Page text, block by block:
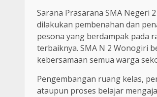
Sarana Prasarana SMA Negeri
dilakukan pembenahan dan
pesona yang berdampak pada
terbaiknya. SMA N 2 Wonogiri
kebersamaan semua warga
Pengembangan ruang kelas,
ataupun proses belajar